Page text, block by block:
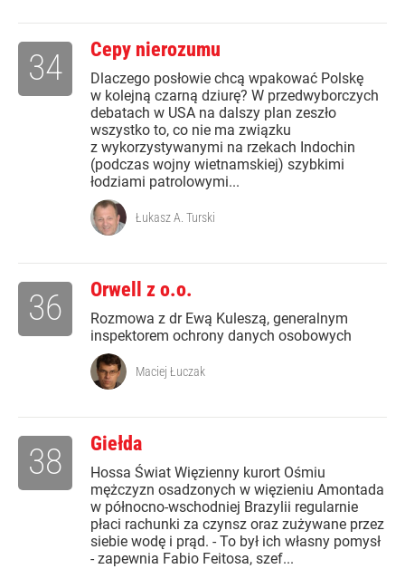
Cepy nierozumu
Dlaczego posłowie chcą wpakować Polskę
w kolejną czarną dziurę? W przedwyborczych
debatach w USA na dalszy plan zeszło
wszystko to, co nie ma związku
z wykorzystywanymi na rzekach Indochin
(podczas wojny wietnamskiej) szybkimi
łodziami patrolowymi...
34
Łukasz A. Turski
Orwell z o.o.
Rozmowa z dr Ewą Kuleszą, generalnym
inspektorem ochrony danych osobowych
36
Maciej Łuczak
Giełda
Hossa Świat Więzienny kurort Ośmiu
mężczyzn osadzonych w więzieniu Amontada
w północno-wschodniej Brazylii regularnie
płaci rachunki za czynsz oraz zużywane przez
siebie wodę i prąd. - To był ich własny pomysł
- zapewnia Fabio Feitosa, szef...
38